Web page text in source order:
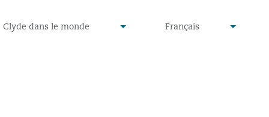
Clyde dans le monde
▾
undefined
Français
▾